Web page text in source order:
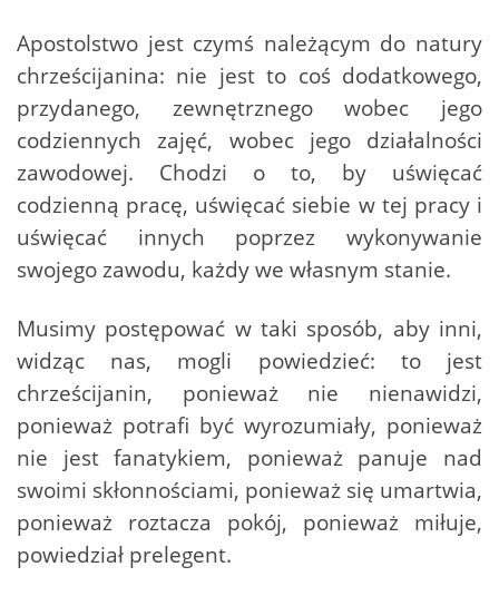
Apostolstwo jest czymś należącym do natury
chrześcijanina: nie jest to coś dodatkowego,
przydanego, zewnętrznego wobec jego
codziennych zajęć, wobec jego działalności
zawodowej. Chodzi o to, by uświęcać
codzienną pracę, uświęcać siebie w tej pracy i
uświęcać innych poprzez wykonywanie
swojego zawodu, każdy we własnym stanie.
Musimy postępować w taki sposób, aby inni,
widząc nas, mogli powiedzieć: to jest
chrześcijanin, ponieważ nie nienawidzi,
ponieważ potrafi być wyrozumiały, ponieważ
nie jest fanatykiem, ponieważ panuje nad
swoimi skłonnościami, ponieważ się umartwia,
ponieważ roztacza pokój, ponieważ miłuje,
powiedział prelegent.